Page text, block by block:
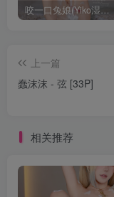
咬一口兔娘(Yiko湿润兔) – 8月 鸣潮-芙露德莉斯 [63P]
上一篇
蠢沫沫 - 弦 [33P]
相关推荐